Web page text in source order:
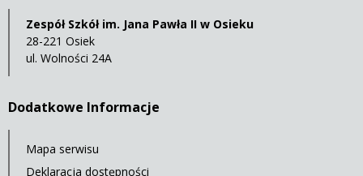
Zespół Szkół im. Jana Pawła II w Osieku
28-221 Osiek
ul. Wolności 24A
Dodatkowe Informacje
Mapa serwisu
Deklaracja dostępności